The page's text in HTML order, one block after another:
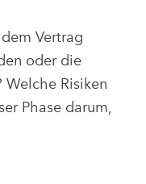
Vertrag
oder die
Welche Risiken
Phase darum,